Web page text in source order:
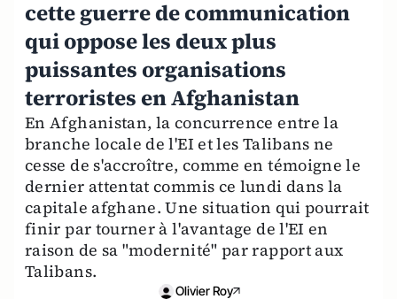
cette guerre de communication
qui oppose les deux plus
puissantes organisations
terroristes en Afghanistan
En Afghanistan, la concurrence entre la
branche locale de l'EI et les Talibans ne
cesse de s'accroître, comme en témoigne le
dernier attentat commis ce lundi dans la
capitale afghane. Une situation qui pourrait
finir par tourner à l'avantage de l'EI en
raison de sa "modernité" par rapport aux
Talibans.
Olivier Roy